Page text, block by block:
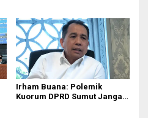
Irham Buana: Polemik
Kuorum DPRD Sumut Jangan